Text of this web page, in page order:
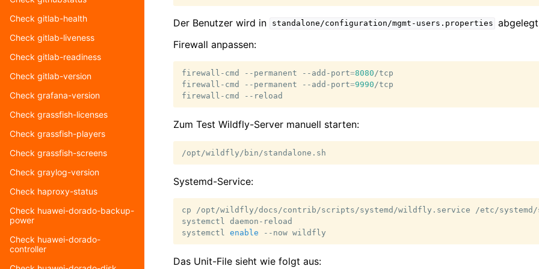
Check gitlab-health
Check gitlab-liveness
Check gitlab-readiness
Check gitlab-version
Check grafana-version
Check grassfish-licenses
Check grassfish-players
Check grassfish-screens
Check graylog-version
Check haproxy-status
Check huawei-dorado-backup-
power
Check huawei-dorado-
controller
Der Benutzer wird in standalone/configuration/mgmt-users.properties
Firewall anpassen:
firewall-cmd --permanent --add-port=8080 /tcp
firewall-cmd
--permanent --add-port=9990 /tcp
firewall-cmd
Zum Test Wildfly-Server manuell starten:
Systemd-Service:
cp /opt/wildfly/docs/contrib/scripts/systemd/wildfly.service
/etc/
systemctl
daemon-reload
systemctl
enable --now
Das Unit-File sieht wie folgt aus: